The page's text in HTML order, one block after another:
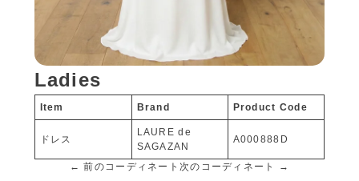
Ladies
Item Brand Product Code
ドレス
LAURE de
SAGAZAN
A000888D
← 前のコーディネート 次のコーディネート →